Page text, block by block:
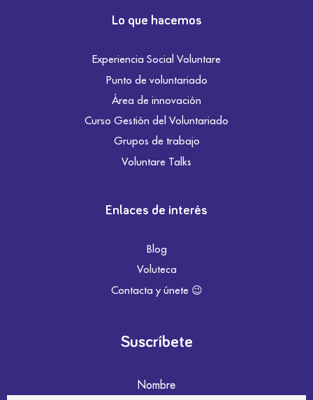
Lo que hacemos
Experiencia Social Voluntare
Punto de voluntariado
Área de innovación
Curso Gestión del Voluntariado
Grupos de trabajo
Voluntare Talks
Enlaces de interés
Blog
Voluteca
Contacta y únete 😉
Suscríbete
Nombre